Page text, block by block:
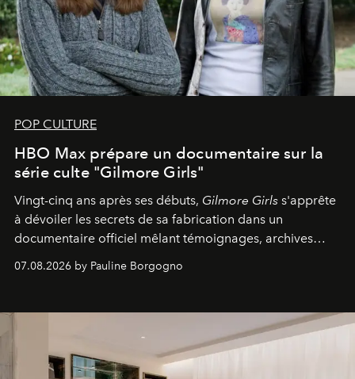
POP CULTURE
HBO Max prépare un documentaire sur la
série culte "Gilmore Girls"
Vingt-cinq ans après ses débuts, Gilmore Girls s'apprête
à dévoiler les secrets de sa fabrication dans un
documentaire officiel mêlant témoignages, archives
inédites et plongée dans les coulisses d'un phénomène
générationnel.
07.08.2026 by Pauline Borgogno